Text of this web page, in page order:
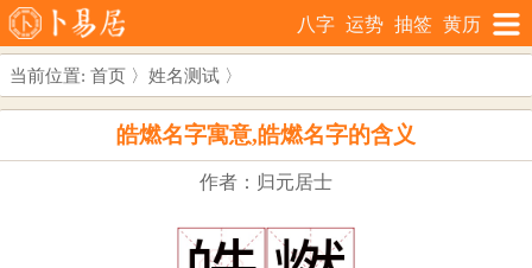
八字 运势 抽签 黄历
当前位置: 首页 〉 姓名测试 〉
皓燃名字寓意,皓燃名字的含义
作者：归元居士